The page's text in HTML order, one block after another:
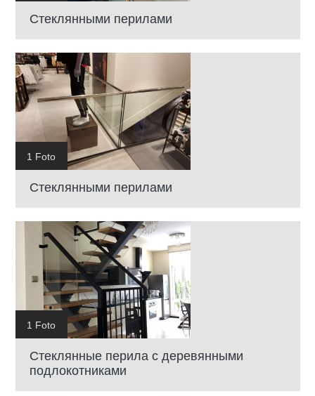
Cтеклянными перилами
1 Foto
Cтеклянными перилами
1 Foto
Стеклянные перила с деревянными
подлокотниками